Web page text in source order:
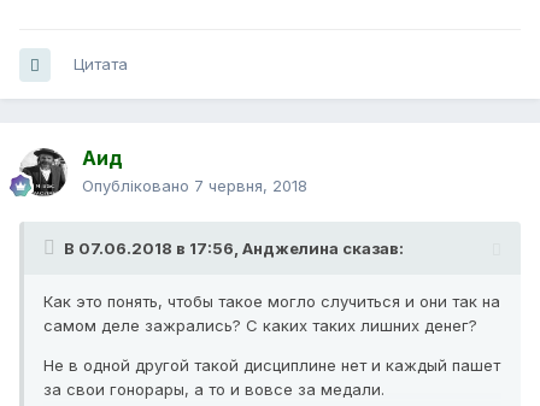
Вот выигрывает молодежь, побеждает..., а как
переходят во взрослые команды, то сразу перестают
хорошо и результативно играть.
Цитата
Аид
Опубліковано 7 червня, 2018
В 07.06.2018 в 17:56, Анджелина сказав:
Как это понять, чтобы такое могло случиться и они так на
самом деле зажрались? С каких таких лишних денег?
Не в одной другой такой дисциплине нет и каждый пашет
за свои гонорары, а то и вовсе за медали.